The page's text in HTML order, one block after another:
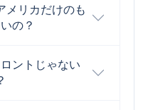
メリカだけのも
の？
ントじゃない